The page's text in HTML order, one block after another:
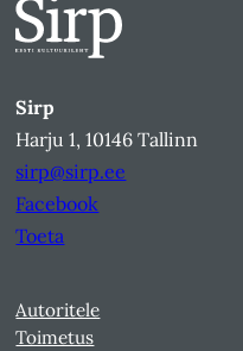
Sirp
Harju 1, 10146 Tallinn
sirp@sirp.ee
Facebook
Toeta
Autoritele
Toimetus